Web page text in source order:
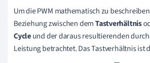
Um die PWM mathematisch zu
Beziehung zwischen demTastverhältnis
Cycleund der daraus resultierenden
Leistung betrachtet. Das Tastverhältnis ist